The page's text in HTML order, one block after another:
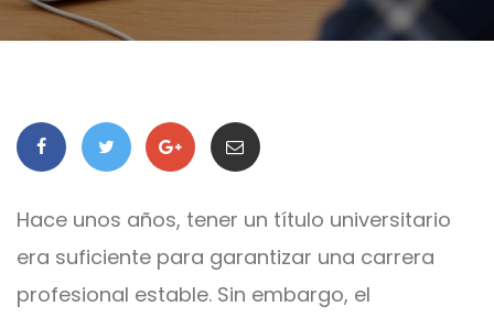
Hace unos años, tener un título universitario
era suficiente para garantizar una carrera
profesional estable. Sin embargo, el